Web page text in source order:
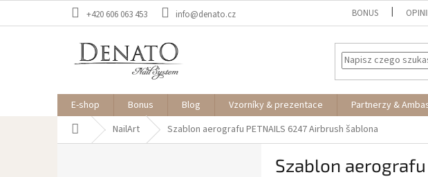
+420 606 063 453 info@denato.cz BONUS
E-shop Bonus Blog Vzorníky & prezentace Partnerzy &
Home NailArt Szablon aerografu PETNAILS 6247Airbrush šablona
Szablon aerografu